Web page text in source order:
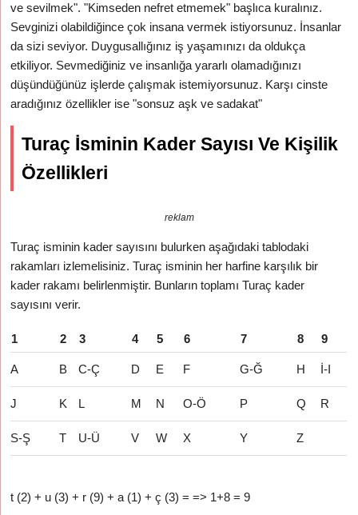
ve sevilmek". "Kimseden nefret etmemek" başlıca kuralınız.
Sevginizi olabildiğince çok insana vermek istiyorsunuz. İnsanlar
da sizi seviyor. Duygusallığınız iş yaşamınızı da oldukça
etkiliyor. Sevmediğiniz ve insanlığa yararlı olamadığınızı
düşündüğünüz işlerde çalışmak istemiyorsunuz. Karşı cinste
aradığınız özellikler ise "sonsuz aşk ve sadakat"
Turaç İsminin Kader Sayısı Ve Kişilik
Özellikleri
reklam
Turaç isminin kader sayısını bulurken aşağıdaki tablodaki
rakamları izlemelisiniz. Turaç isminin her harfine karşılık bir
kader rakamı belirlenmiştir. Bunların toplamı Turaç kader
sayısını verir.
1 2 3 4 5 6 7 8 9
A B C-Ç D E F G-Ğ H İ-I
J K L M N O-Ö P Q R
S-Ş T U-Ü V W X Y Z
t (2) + u (3) + r (9) + a (1) + ç (3) = => 1+8 = 9